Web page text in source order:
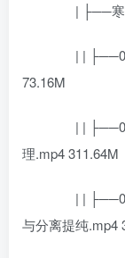
| ├──寒
| |
73.16M
| | ├──01
理.mp4 311.64M
| | ├──02.
与分离提纯.mp4